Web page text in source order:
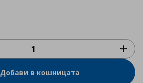
Добави в кошницата